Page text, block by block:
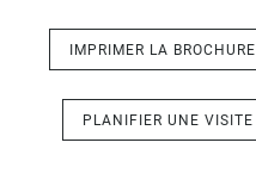
IMPRIMER LA BROCHURE
PLANIFIER UNE VISITE